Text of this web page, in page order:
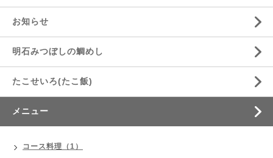
お知らせ
明石みつぼしの鯛めし
たこせいろ(たこ飯)
メニュー
コース料理（1）